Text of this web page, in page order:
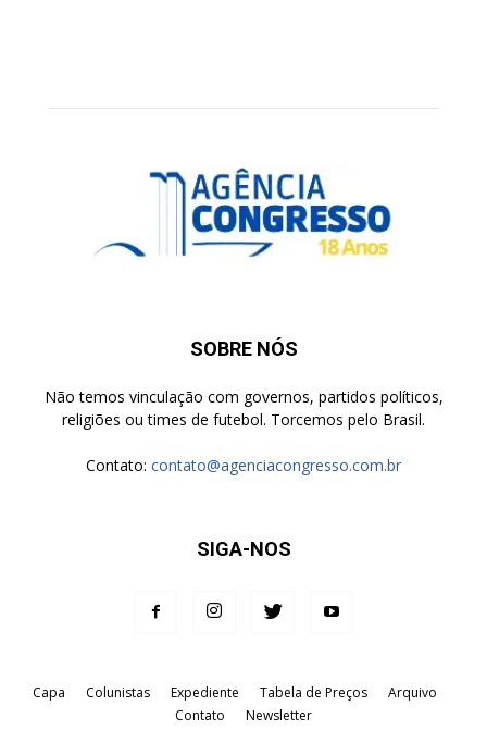
SOBRE NÓS
Não temos vinculação com governos, partidos políticos,
religiões ou times de futebol. Torcemos pelo Brasil.
Contato: contato@agenciacongresso.com.br
SIGA-NOS
Capa Colunistas Expediente Tabela de Preços
Arquivo
Contato
Newsletter